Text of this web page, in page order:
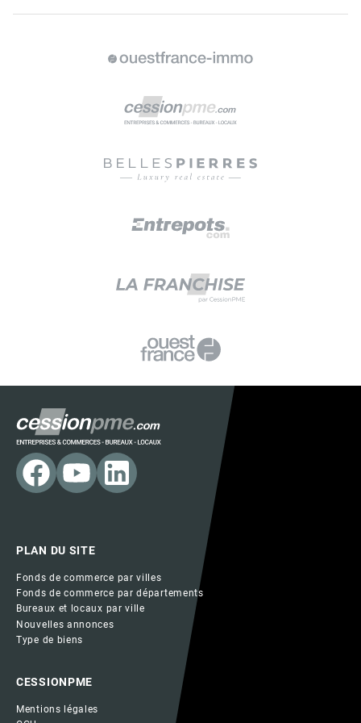
PLAN DU SITE
Fonds de commerce par villes
Fonds de commerce par départements
Bureaux et locaux par ville
Nouvelles annonces
Type de biens
CESSIONPME
Mentions légales